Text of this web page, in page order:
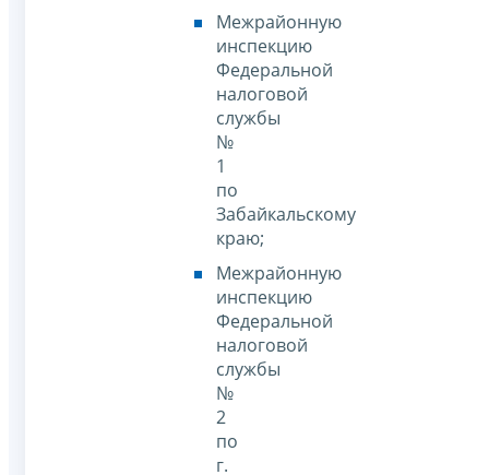
Межрайонную
инспекцию
Федеральной
налоговой
службы
№
1
по
Забайкальскому
краю;
Межрайонную
инспекцию
Федеральной
налоговой
службы
№
2
по
г.